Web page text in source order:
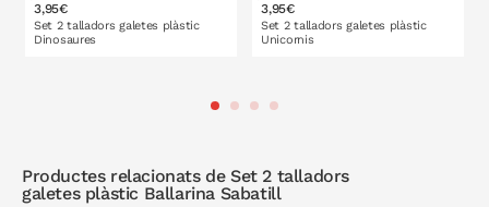
3,95€
Set 2 talladors galetes plàstic
Dinosaures
3,95€
Set 2 talladors galetes plàstic
Unicornis
Productes relacionats de Set 2 talladors
galetes plàstic Ballarina Sabatill